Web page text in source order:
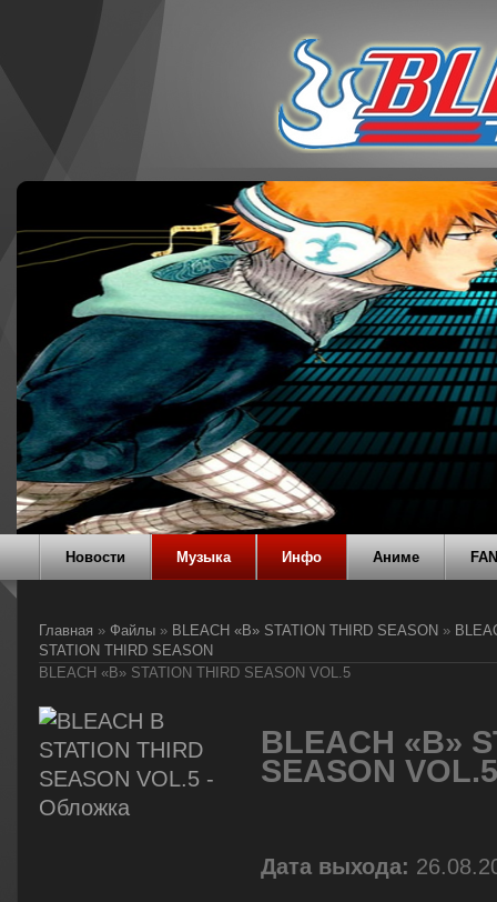
Новости Музыка Инфо Аниме
Главная » Файлы » BLEACH «B» STATION THIRD SEASON »
STATION THIRD SEASON
BLEACH «B» STATION THIRD SEASON VOL.5
BLEACH «B»
SEASON
Дата выхода: